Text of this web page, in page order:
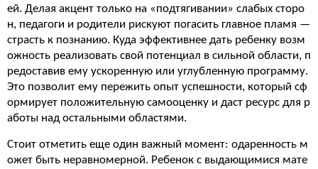
ей. Делая акцент только на «подтягивании» слабых сторо
н, педагоги и родители рискуют погасить главное пламя —
страсть к познанию. Куда эффективнее дать ребенку возм
ожность реализовать свой потенциал в сильной области, п
редоставив ему ускоренную или углубленную программу.
Это позволит ему пережить опыт успешности, который сф
ормирует положительную самооценку и даст ресурс для р
аботы над остальными областями.
Стоит отметить еще один важный момент: одаренность м
ожет быть неравномерной. Ребенок с выдающимися мате